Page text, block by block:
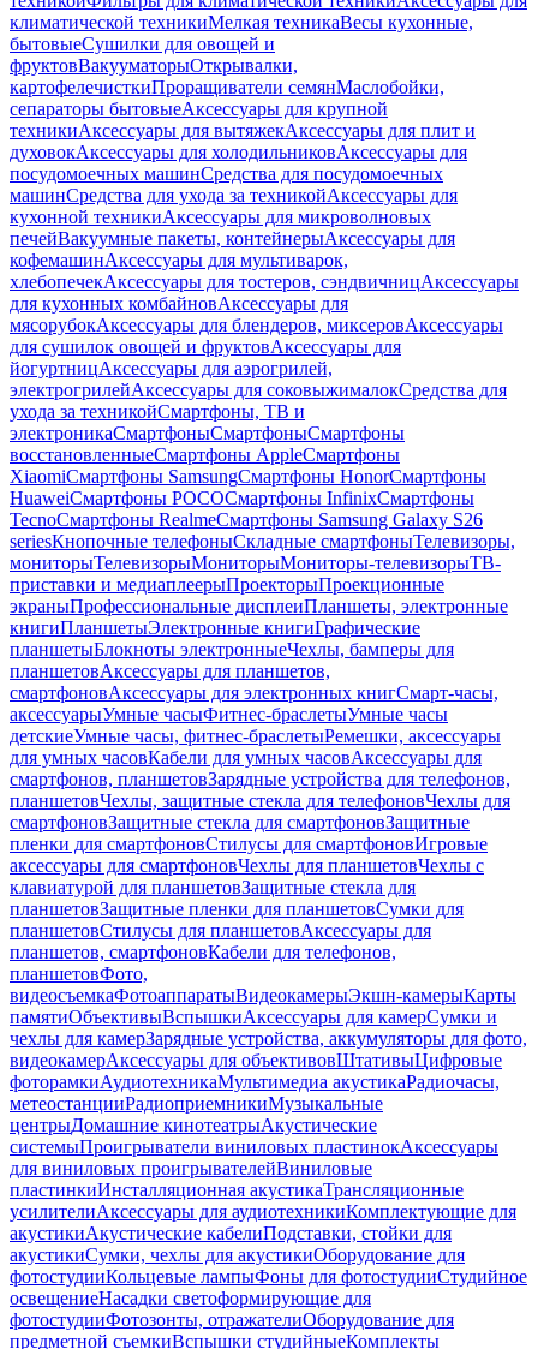
климатической техникиМелкая техникаВесы кухонные,
бытовыеСушилки для овощей и
фруктовВакууматорыОткрывалки,
картофелечисткиПроращиватели семянМаслобойки,
сепараторы бытовыеАксессуары для крупной
техникиАксессуары для вытяжекАксессуары для плит и
духовокАксессуары для холодильниковАксессуары для
посудомоечных машинСредства для посудомоечных
машинСредства для ухода за техникойАксессуары для
кухонной техникиАксессуары для микроволновых
печейВакуумные пакеты, контейнерыАксессуары для
кофемашинАксессуары для мультиварок,
хлебопечекАксессуары для тостеров, сэндвичницАксессуары
для кухонных комбайновАксессуары для
мясорубокАксессуары для блендеров, миксеровАксессуары
для сушилок овощей и фруктовАксессуары для
йогуртницАксессуары для аэрогрилей,
электрогрилейАксессуары для соковыжималокСредства для
ухода за техникойСмартфоны, ТВ и
электроникаСмартфоныСмартфоныСмартфоны
восстановленныеСмартфоны AppleСмартфоны
XiaomiСмартфоны SamsungСмартфоны HonorСмартфоны
HuaweiСмартфоны POCOСмартфоны InfinixСмартфоны
TecnoСмартфоны RealmeСмартфоны Samsung Galaxy S26
seriesКнопочные телефоныСкладные смартфоныТелевизоры,
мониторыТелевизорыМониторыМониторы-телевизорыТВ-
приставки и медиаплеерыПроекторыПроекционные
экраныПрофессиональные дисплеиПланшеты, электронные
книгиПланшетыЭлектронные книгиГрафические
планшетыБлокноты электронныеЧехлы, бамперы для
планшетовАксессуары для планшетов,
смартфоновАксессуары для электронных книгСмарт-часы,
аксессуарыУмные часыФитнес-браслетыУмные часы
детскиеУмные часы, фитнес-браслетыРемешки, аксессуары
для умных часовКабели для умных часовАксессуары для
смартфонов, планшетовЗарядные устройства для телефонов,
планшетовЧехлы, защитные стекла для телефоновЧехлы для
смартфоновЗащитные стекла для смартфоновЗащитные
пленки для смартфоновСтилусы для смартфоновИгровые
аксессуары для смартфоновЧехлы для планшетовЧехлы с
клавиатурой для планшетовЗащитные стекла для
планшетовЗащитные пленки для планшетовСумки для
планшетовСтилусы для планшетовАксессуары для
планшетов, смартфоновКабели для телефонов,
планшетовФото,
видеосъемкаФотоаппаратыВидеокамерыЭкшн-камерыКарты
памятиОбъективыВспышкиАксессуары для камерСумки и
чехлы для камерЗарядные устройства, аккумуляторы для фото,
видеокамерАксессуары для объективовШтативыЦифровые
фоторамкиАудиотехникаМультимедиа акустикаРадиочасы,
метеостанцииРадиоприемникиМузыкальные
центрыДомашние кинотеатрыАкустические
системыПроигрыватели виниловых пластинокАксессуары
для виниловых проигрывателейВиниловые
пластинкиИнсталляционная акустикаТрансляционные
усилителиАксессуары для аудиотехникиКомплектующие для
акустикиАкустические кабелиПодставки, стойки для
акустикиСумки, чехлы для акустикиОборудование для
фотостудииКольцевые лампыФоны для фотостудииСтудийное
освещениеНасадки светоформирующие для
фотостудииФотозонты, отражателиОборудование для
предметной съемкиВспышки студийныеКомплекты